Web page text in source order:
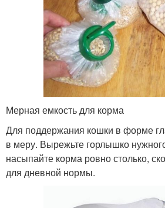
Мерная емкость для корма
Для поддержания кошки в форме
в меру. Вырежьте горлышко
насыпайте корма ровно столько,
для дневной нормы.